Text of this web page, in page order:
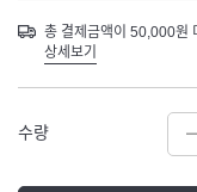
총 결제금액이 50,000원
상세보기
수량